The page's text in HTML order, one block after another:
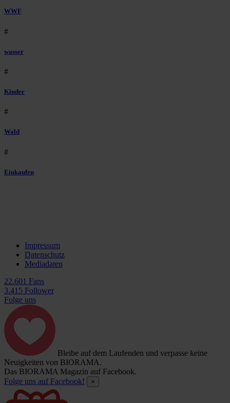
WWF
#
wasser
#
Kinder
#
Wald
#
Einkaufen
Impressum
Datenschutz
Mediadaten
22.601 Fans
3.415 Follower
Folge uns
Bleibe auf dem Laufenden und verpasse keine
Neuigkeiten von BIORAMA.
Das BIORAMA Magazin auf Facebook.
Folge uns auf Facebook!
×